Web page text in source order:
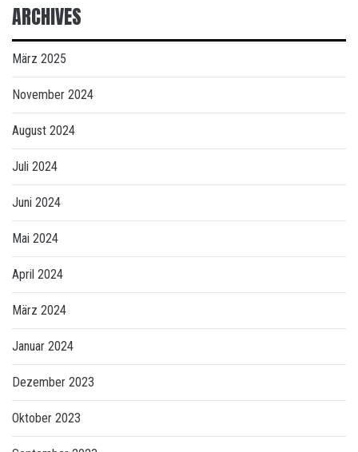
ARCHIVES
März 2025
November 2024
August 2024
Juli 2024
Juni 2024
Mai 2024
April 2024
März 2024
Januar 2024
Dezember 2023
Oktober 2023